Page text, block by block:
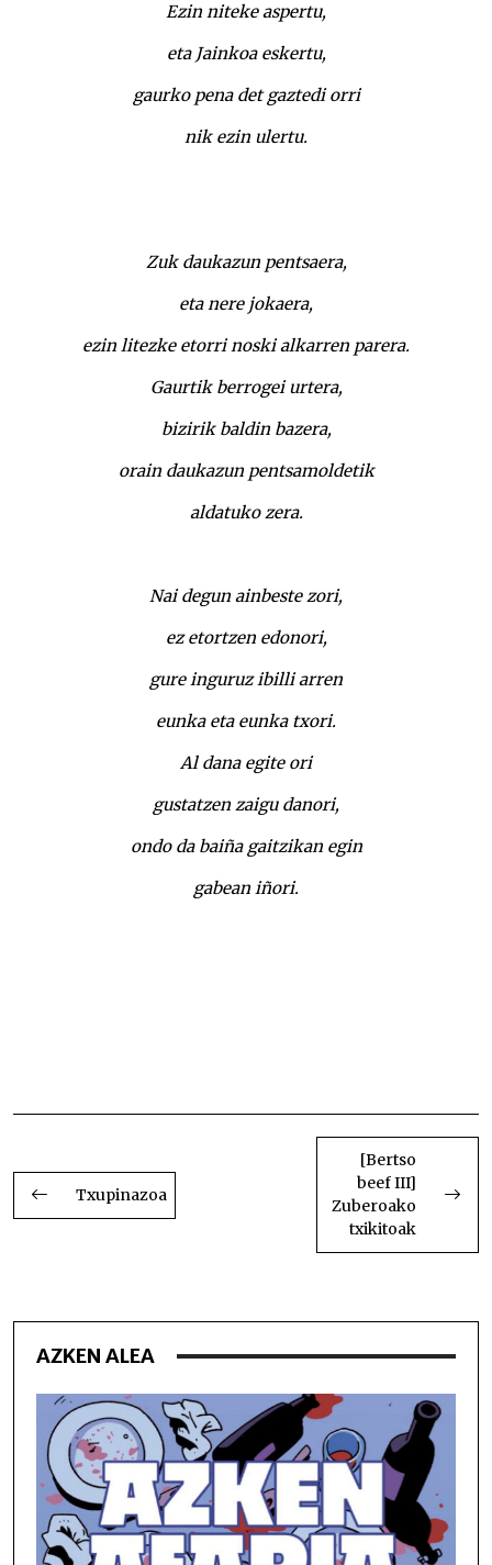
Ezin niteke aspertu,
eta Jainkoa eskertu,
gaurko pena det gaztedi orri
nik ezin ulertu.
Zuk daukazun pentsaera,
eta nere jokaera,
ezin litezke etorri noski alkarren parera.
Gaurtik berrogei urtera,
bizirik baldin bazera,
orain daukazun pentsamoldetik
aldatuko zera.
Nai degun ainbeste zori,
ez etortzen edonori,
gure inguruz ibilli arren
eunka eta eunka txori.
Al dana egite ori
gustatzen zaigu danori,
ondo da baiña gaitzikan egin
gabean iñori.
BIDALKETETAN
ZEHAR
NABIGATU
Txupinazoa
[Bertso
beef III]
Zuberoako
txikitoak
AZKEN ALEA